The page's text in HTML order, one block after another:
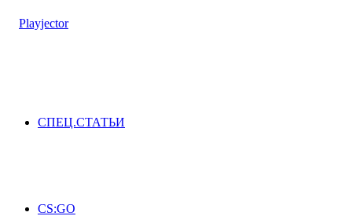
СПЕЦ.СТАТЬИ
CS:GO